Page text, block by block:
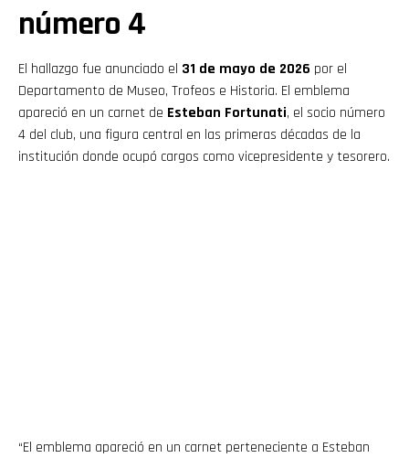
número 4
El hallazgo fue anunciado el 31 de mayo de 2026 por el
Departamento de Museo, Trofeos e Historia. El emblema
apareció en un carnet de Esteban Fortunati, el socio número
4 del club, una figura central en las primeras décadas de la
institución donde ocupó cargos como vicepresidente y tesorero.
“El emblema apareció en un carnet perteneciente a Esteban